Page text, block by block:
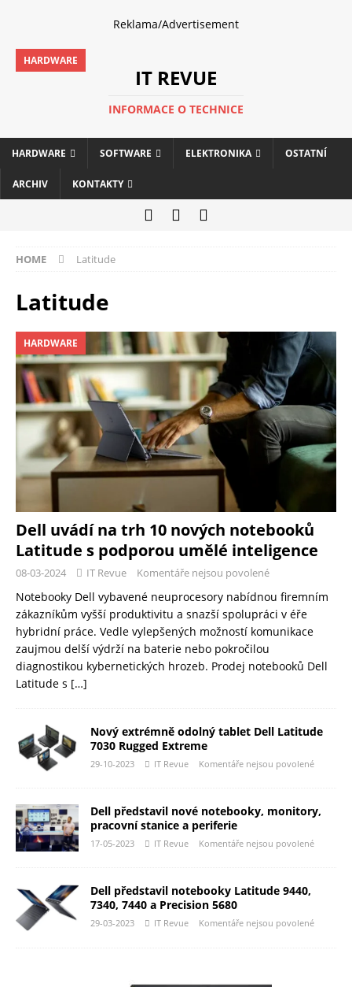
Reklama/Advertisement
IT REVUE
INFORMACE O TECHNICE
HARDWARE SOFTWARE ELEKTRONIKA OSTATNÍ
ARCHIV KONTAKTY
HOME Latitude
Latitude
HARDWARE
Dell uvádí na trh 10 nových notebooků
Latitude s podporou umělé inteligence
08-03-2024 IT Revue Komentáře nejsou povolené
Notebooky Dell vybavené neuprocesory nabídnou firemním
zákazníkům vyšší produktivitu a snazší spolupráci v éře
hybridní práce. Vedle vylepšených možností komunikace
zaujmou delší výdrží na baterie nebo pokročilou
diagnostikou kybernetických hrozeb. Prodej notebooků Dell
Latitude s […]
Nový extrémně odolný tablet Dell Latitude
7030 Rugged Extreme
29-10-2023 IT Revue Komentáře nejsou povolené
Dell představil nové notebooky, monitory,
pracovní stanice a periferie
17-05-2023 IT Revue Komentáře nejsou povolené
Dell představil notebooky Latitude 9440,
7340, 7440 a Precision 5680
29-03-2023 IT Revue Komentáře nejsou povolené
HARDWARE